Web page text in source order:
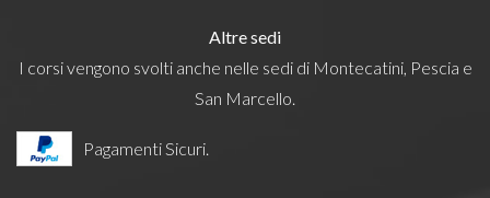
Altre sedi
I corsi vengono svolti anche nelle sedi di Montecatini, Pescia e
San Marcello.
Pagamenti Sicuri.